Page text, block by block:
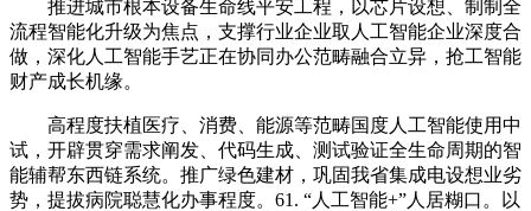
推进城市根本设备生命线平安工程，以芯片设想、制制全
流程智能化升级为焦点，支撑行业企业取人工智能企业深度合
做，深化人工智能手艺正在协同办公范畴融合立异，抢工智能
财产成长机缘。
高程度扶植医疗、消费、能源等范畴国度人工智能使用中
试，开辟贯穿需求阐发、代码生成、测试验证全生命周期的智
能辅帮东西链系统。推广绿色建材，巩固我省集成电设想业劣
势，提拔病院聪慧化办事程度。61. “人工智能+”人居糊口。以